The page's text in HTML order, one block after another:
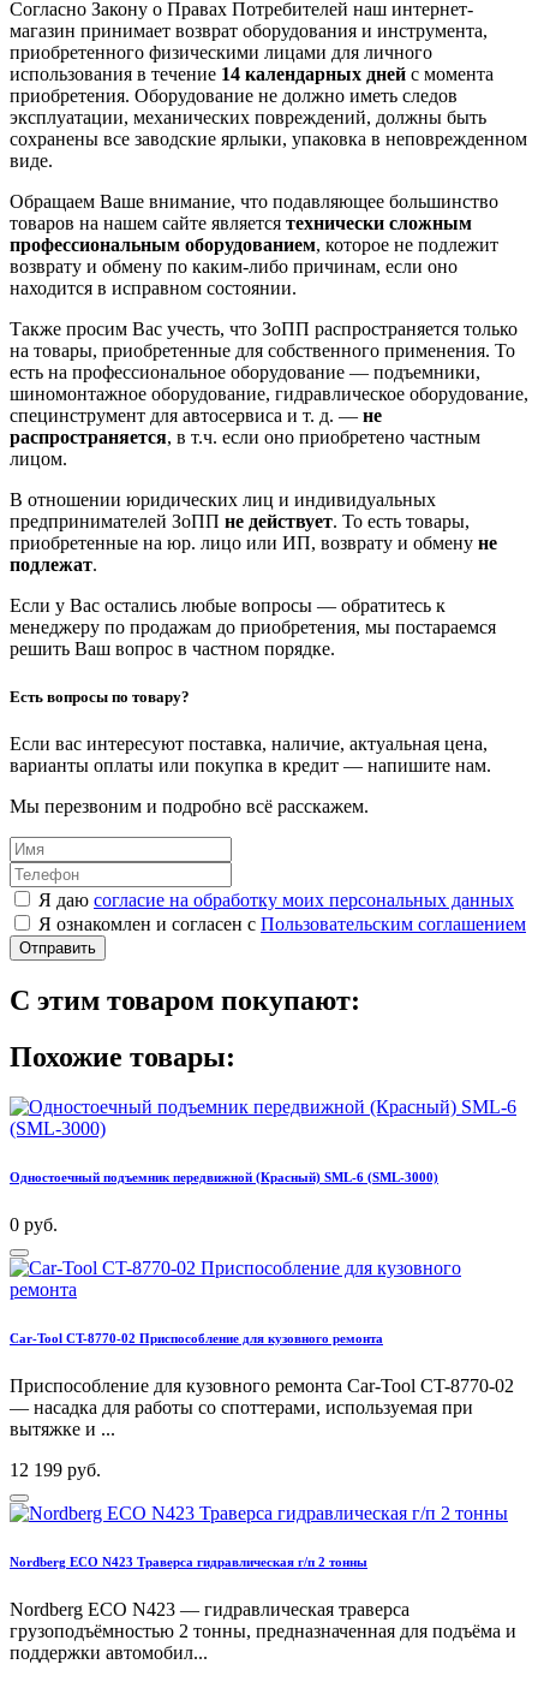
Согласно Закону о Правах Потребителей наш интернет-
магазин принимает возврат оборудования и инструмента,
приобретенного физическими лицами для личного
использования в течение 14 календарных дней с момента
приобретения. Оборудование не должно иметь следов
эксплуатации, механических повреждений, должны быть
сохранены все заводские ярлыки, упаковка в неповрежденном
виде.
Обращаем Ваше внимание, что подавляющее большинство
товаров на нашем сайте является технически сложным
профессиональным оборудованием, которое не подлежит
возврату и обмену по каким-либо причинам, если оно
находится в исправном состоянии.
Также просим Вас учесть, что ЗоПП распространяется только
на товары, приобретенные для собственного применения. То
есть на профессиональное оборудование — подъемники,
шиномонтажное оборудование, гидравлическое оборудование,
специнструмент для автосервиса и т. д. — не
распространяется, в т.ч. если оно приобретено частным
лицом.
В отношении юридических лиц и индивидуальных
предпринимателей ЗоПП не действует. То есть товары,
приобретенные на юр. лицо или ИП, возврату и обмену не
подлежат.
Если у Вас остались любые вопросы — обратитесь к
менеджеру по продажам до приобретения, мы постараемся
решить Ваш вопрос в частном порядке.
Есть вопросы по товару?
Если вас интересуют поставка, наличие, актуальная цена,
варианты оплаты или покупка в кредит — напишите нам.
Мы перезвоним и подробно всё расскажем.
Я даю согласие на обработку моих персональных данных
Я ознакомлен и согласен с Пользовательским соглашением
Отправить
С этим товаром покупают:
Похожие товары:
Одностоечный подъемник передвижной (Красный) SML-6 (SML-3000)
0 руб.
Car-Tool CT-8770-02 Приспособление для кузовного ремонта
Приспособление для кузовного ремонта Car-Tool CT-8770-02
— насадка для работы со споттерами, используемая при
вытяжке и ...
12 199 руб.
Nordberg ECO N423 Траверса гидравлическая г/п 2 тонны
Nordberg ECO N423 — гидравлическая траверса
грузоподъёмностью 2 тонны, предназначенная для подъёма и
поддержки автомобил...